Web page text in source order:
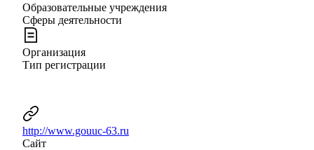
Образовательные учреждения
Сферы деятельности
Организация
Тип регистрации
http://www.gouuc-63.ru
Сайт